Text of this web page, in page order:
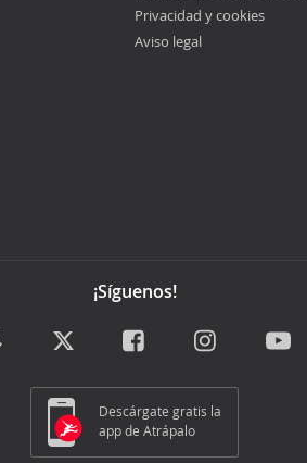
Privacidad y cookies
Aviso legal
¡Síguenos!
Descárgate gratis la
app de Atrápalo